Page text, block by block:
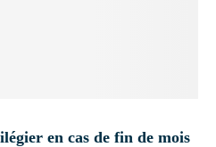
en cas de fin de mois